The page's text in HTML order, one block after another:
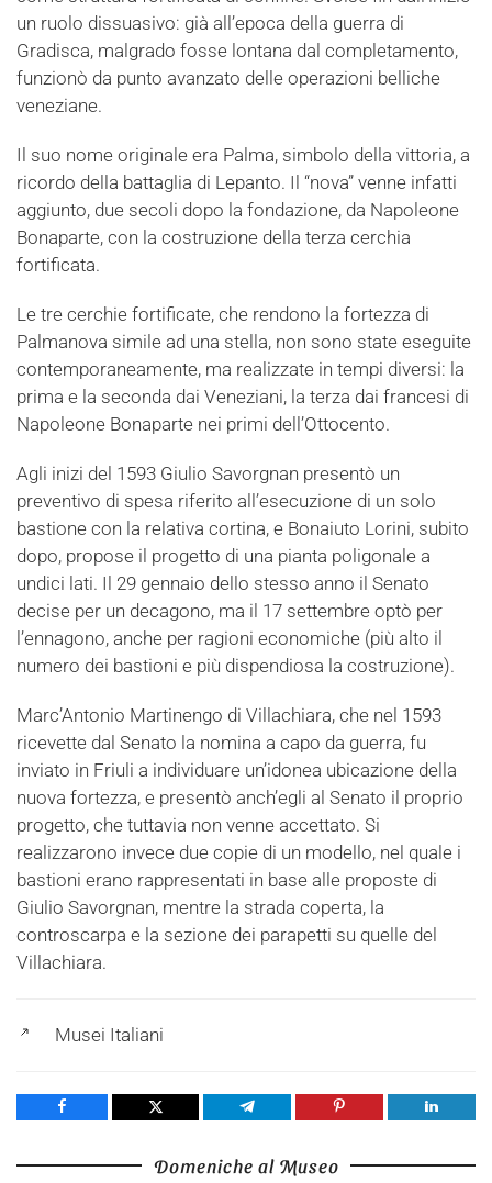
un ruolo dissuasivo: già all’epoca della guerra di
Gradisca, malgrado fosse lontana dal completamento,
funzionò da punto avanzato delle operazioni belliche
veneziane.
Il suo nome originale era Palma, simbolo della vittoria, a
ricordo della battaglia di Lepanto. Il “nova” venne infatti
aggiunto, due secoli dopo la fondazione, da Napoleone
Bonaparte, con la costruzione della terza cerchia
fortificata.
Le tre cerchie fortificate, che rendono la fortezza di
Palmanova simile ad una stella, non sono state eseguite
contemporaneamente, ma realizzate in tempi diversi: la
prima e la seconda dai Veneziani, la terza dai francesi di
Napoleone Bonaparte nei primi dell’Ottocento.
Agli inizi del 1593 Giulio Savorgnan presentò un
preventivo di spesa riferito all’esecuzione di un solo
bastione con la relativa cortina, e Bonaiuto Lorini, subito
dopo, propose il progetto di una pianta poligonale a
undici lati. Il 29 gennaio dello stesso anno il Senato
decise per un decagono, ma il 17 settembre optò per
l’ennagono, anche per ragioni economiche (più alto il
numero dei bastioni e più dispendiosa la costruzione).
Marc’Antonio Martinengo di Villachiara, che nel 1593
ricevette dal Senato la nomina a capo da guerra, fu
inviato in Friuli a individuare un’idonea ubicazione della
nuova fortezza, e presentò anch’egli al Senato il proprio
progetto, che tuttavia non venne accettato. Si
realizzarono invece due copie di un modello, nel quale i
bastioni erano rappresentati in base alle proposte di
Giulio Savorgnan, mentre la strada coperta, la
controscarpa e la sezione dei parapetti su quelle del
Villachiara.
Musei Italiani
Domeniche al Museo